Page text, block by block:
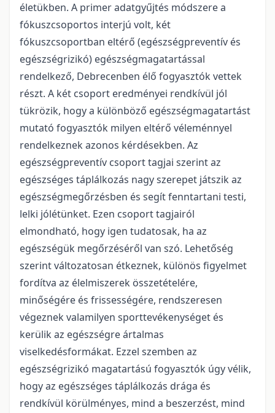
életükben. A primer adatgyűjtés módszere a
fókuszcsoportos interjú volt, két
fókuszcsoportban eltérő (egészségpreventív és
egészségrizikó) egészségmagatartással
rendelkező, Debrecenben élő fogyasztók vettek
részt. A két csoport eredményei rendkívül jól
tükrözik, hogy a különböző egészségmagatartást
mutató fogyasztók milyen eltérő véleménnyel
rendelkeznek azonos kérdésekben. Az
egészségpreventív csoport tagjai szerint az
egészséges táplálkozás nagy szerepet játszik az
egészségmegőrzésben és segít fenntartani testi,
lelki jólétünket. Ezen csoport tagjairól
elmondható, hogy igen tudatosak, ha az
egészségük megőrzéséről van szó. Lehetőség
szerint változatosan étkeznek, különös figyelmet
fordítva az élelmiszerek összetételére,
minőségére és frissességére, rendszeresen
végeznek valamilyen sporttevékenységet és
kerülik az egészségre ártalmas
viselkedésformákat. Ezzel szemben az
egészségrizikó magatartású fogyasztók úgy vélik,
hogy az egészséges táplálkozás drága és
rendkívül körülményes, mind a beszerzést, mind